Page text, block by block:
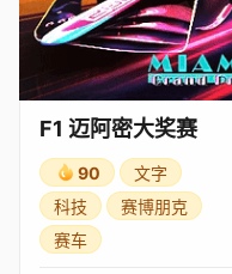
F1 迈阿密大奖赛
90
文字
科技
赛博朋克
赛车